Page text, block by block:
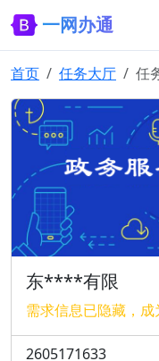
一网办通
首页 任务大厅 任
东****有限
需求信息已隐藏，
2605171633